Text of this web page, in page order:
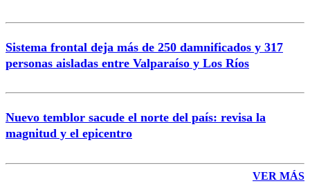
Sistema frontal deja más de 250 damnificados y 317
personas aisladas entre Valparaíso y Los Ríos
Nuevo temblor sacude el norte del país: revisa la
magnitud y el epicentro
VER MÁS